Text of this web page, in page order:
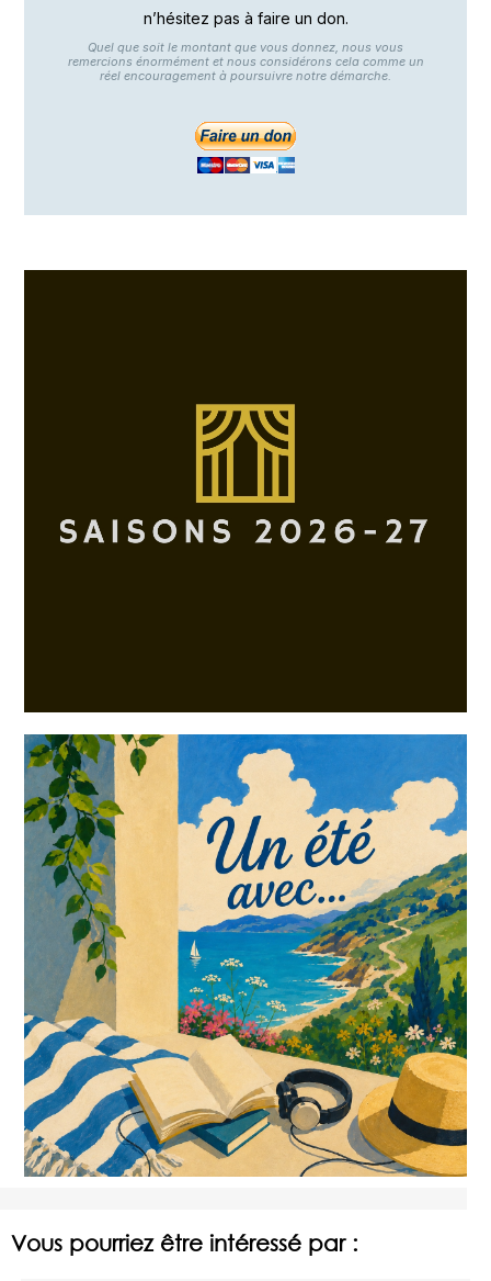
n’hésitez pas à faire un don.
Quel que soit le montant que vous donnez, nous vous
remercions énormément et nous considérons cela comme un
réel encouragement à poursuivre notre démarche.
Vous pourriez être intéressé par :